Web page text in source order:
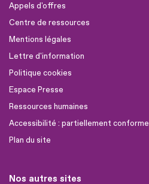
Appels d'offres
Centre de ressources
Mentions légales
Lettre d'information
Politique cookies
Espace Presse
Ressources humaines
Accessibilité : partiellement conforme
Plan du site
Nos autres sites